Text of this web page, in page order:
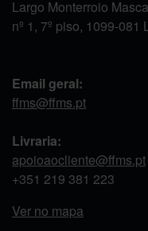
Largo Monterroio
nº 1, 7º piso, 1099-081
Email geral:
ffms@ffms.pt
Livraria:
apoioaocliente@ffms.pt
+351 219 381 223
Ver no mapa